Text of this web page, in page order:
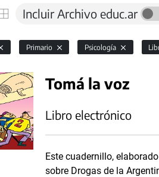
Incluir Archivo educ.ar
Primario Psicología
Tomá la voz
Libro electrónico
Este cuadernillo,
sobre Drogas de la